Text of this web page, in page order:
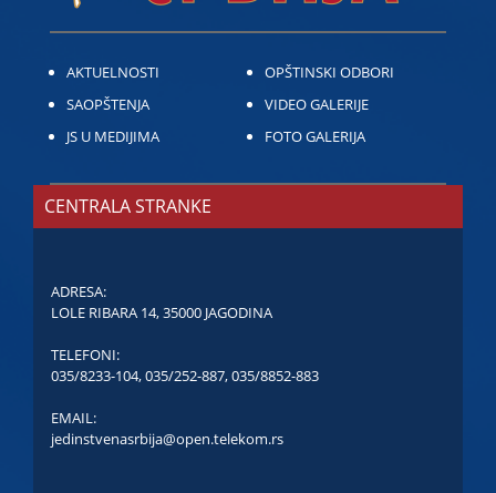
AKTUELNOSTI
SAOPŠTENJA
JS U MEDIJIMA
OPŠTINSKI ODBORI
VIDEO GALERIJE
FOTO GALERIJA
CENTRALA STRANKE
ADRESA:
LOLE RIBARA 14, 35000 JAGODINA
TELEFONI:
035/8233-104,035/252-887,035/8852-883
EMAIL:
jedinstvenasrbija@open.telekom.rs